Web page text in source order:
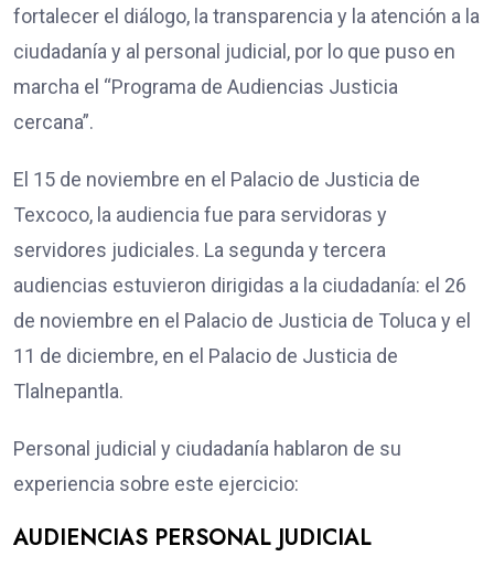
fortalecer el diálogo, la transparencia y la atención a la
ciudadanía y al personal judicial, por lo que puso en
marcha el “Programa de Audiencias Justicia
cercana”.
El 15 de noviembre en el Palacio de Justicia de
Texcoco, la audiencia fue para servidoras y
servidores judiciales. La segunda y tercera
audiencias estuvieron dirigidas a la ciudadanía: el 26
de noviembre en el Palacio de Justicia de Toluca y el
11 de diciembre, en el Palacio de Justicia de
Tlalnepantla.
Personal judicial y ciudadanía hablaron de su
experiencia sobre este ejercicio:
AUDIENCIAS PERSONAL JUDICIAL